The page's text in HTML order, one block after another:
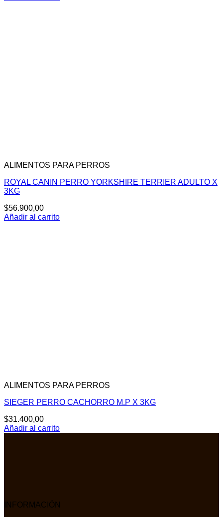
ALIMENTOS PARA PERROS
ROYAL CANIN PERRO YORKSHIRE TERRIER ADULTO X
3KG
$56.900,00
Añadir al carrito
ALIMENTOS PARA PERROS
SIEGER PERRO CACHORRO M.P X 3KG
$31.400,00
Añadir al carrito
INFORMACIÓN